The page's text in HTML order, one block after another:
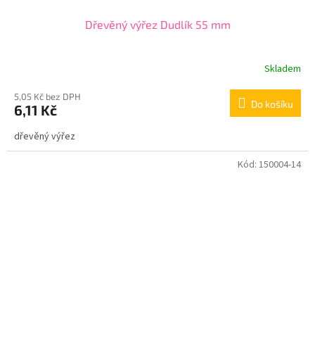
Dřevěný výřez Dudlík 55 mm
Skladem
5,05 Kč bez DPH
6,11 Kč Do košíku
dřevěný výřez
Kód: 150004-14